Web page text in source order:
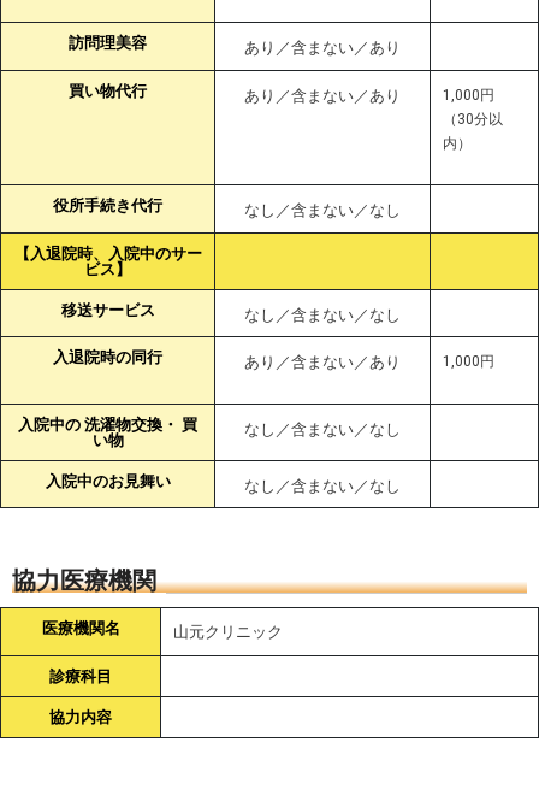
訪問理美容 あり／含まない／あり
買い物代行 あり／含まない／あり
1,000円
（30分以
内）
役所手続き代行 なし／含まない／なし
【入退院時、入院中のサー
ビス】
移送サービス なし／含まない／なし
入退院時の同行 あり／含まない／あり 1,000円
入院中の 洗濯物交換・ 買
い物
なし／含まない／なし
入院中のお見舞い なし／含まない／なし
協力医療機関
医療機関名 山元クリニック
診療科目
協力内容